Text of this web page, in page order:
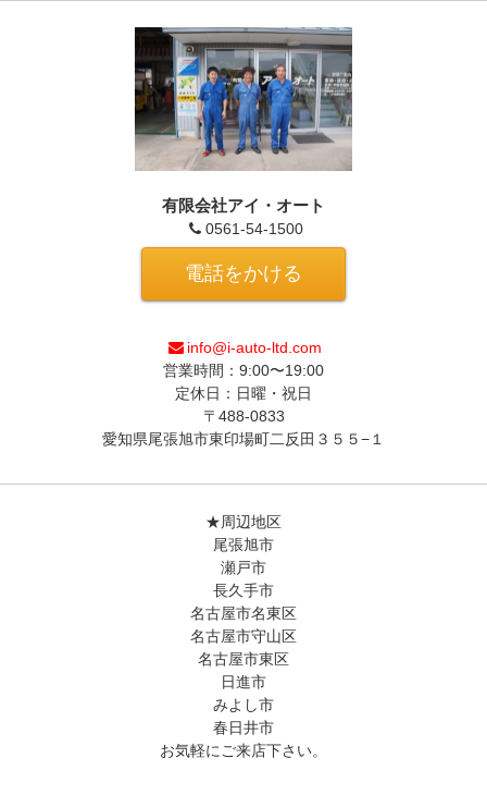
有限会社アイ・オート
0561-54-1500
電話をかける
info@i-auto-ltd.com
営業時間：9:00〜19:00
定休日：日曜・祝日
〒488-0833
愛知県尾張旭市東印場町二反田３５５−１
★周辺地区
尾張旭市
瀬戸市
長久手市
名古屋市名東区
名古屋市守山区
名古屋市東区
日進市
みよし市
春日井市
お気軽にご来店下さい。